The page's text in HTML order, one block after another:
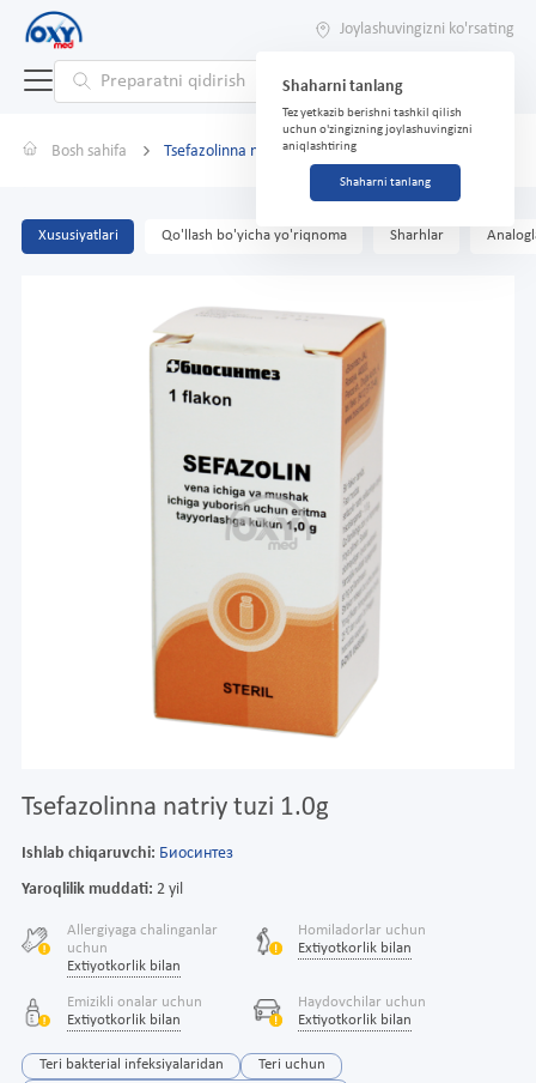
Joylashuvingizni ko'rsating
Shaharni tanlang
Tez yetkazib berishni tashkil qilish
uchun o'zingizning joylashuvingizni
aniqlashtiring
Shaharni tanlang
Bosh sahifa Tsefazolinna natriy tuzi 1.0g
Xususiyatlari Qo'llash bo'yicha yo'riqnoma Sharhlar
Tsefazolinna natriy tuzi 1.0g
Ishlab chiqaruvchi: Биосинтез
Yaroqlilik muddati: 2 yil
Allergiyaga chalinganlar
uchun
Extiyotkorlik bilan
Homiladorlar uchun
Extiyotkorlik bilan
Emizikli onalar uchun
Extiyotkorlik bilan
Haydovchilar uchun
Extiyotkorlik bilan
Teri bakterial infeksiyalaridan
Teri uchun